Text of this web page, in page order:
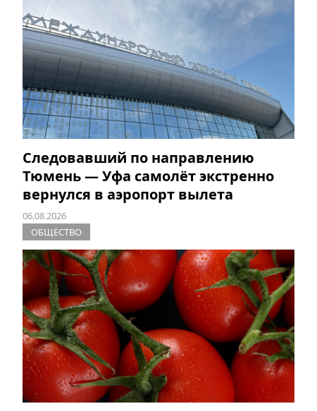
Следовавший по направлению
Тюмень — Уфа самолёт экстренно
вернулся в аэропорт вылета
06.08.2026
ОБЩЕСТВО